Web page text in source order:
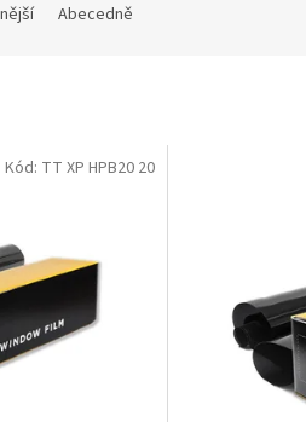
Abecedně
Kód: TT XP HPB20 20